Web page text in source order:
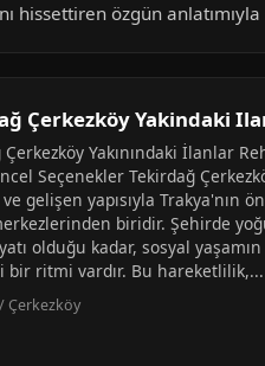
hissettiren özgün
Çerkezköy Yakindaki
Yakınındaki İlanlar
Seçenekler Tekirdağ
gelişen yapısıyla Trakya'nın
biridir. Şehirde
olduğu kadar, sosyal yaşamın
bir ritmi vardır. Bu hareketlilik,...
Çerkezköy